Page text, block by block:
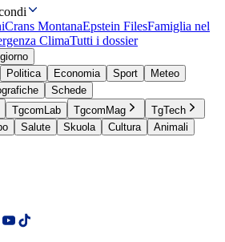
Crans MontanaEpstein FilesFamiglia nel
ClimaTutti i dossier
Politica Economia Sport
Meteo
Schede
TgcomLab TgcomMag
TgTech
Salute Skuola Cultura
Animali